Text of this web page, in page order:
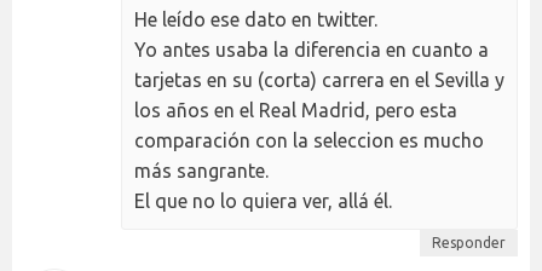
He leído ese dato en twitter.
Yo antes usaba la diferencia en cuanto a
tarjetas en su (corta) carrera en el Sevilla y
los años en el Real Madrid, pero esta
comparación con la seleccion es mucho
más sangrante.
El que no lo quiera ver, allá él.
Responder